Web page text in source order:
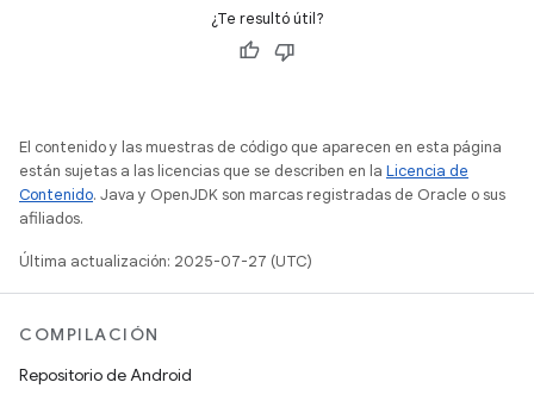
¿Te resultó útil?
El contenido y las muestras de código que aparecen en esta página
están sujetas a las licencias que se describen en la Licencia de
Contenido. Java y OpenJDK son marcas registradas de Oracle o sus
afiliados.
Última actualización: 2025-07-27 (UTC)
COMPILACIÓN
Repositorio de Android